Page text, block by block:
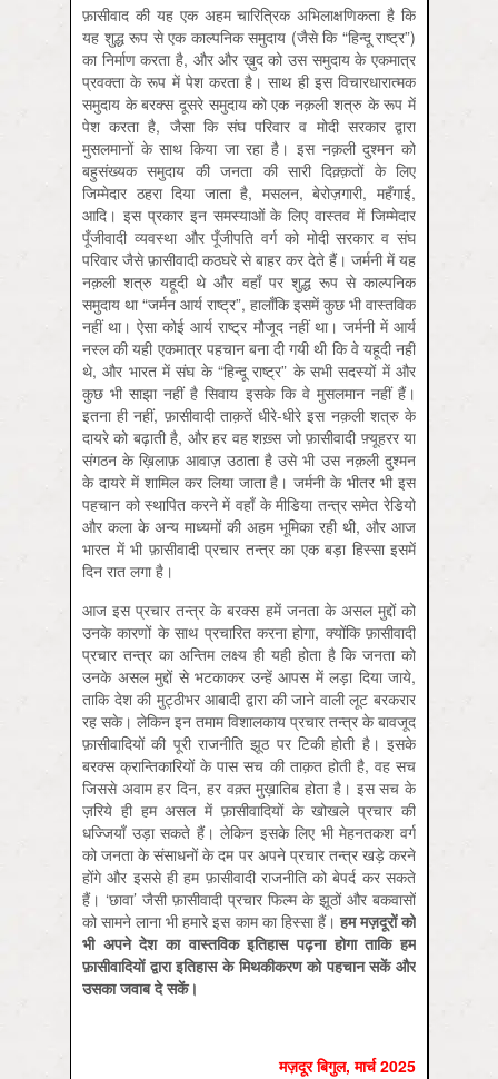
फ़ासीवाद की यह एक अहम चारित्रिक अभिलाक्षणिकता है कि
यह शुद्ध रूप से एक काल्पनिक समुदाय (जैसे कि “हिन्दू राष्ट्र”)
का निर्माण करता है, और और ख़ुद को उस समुदाय के एकमात्र
प्रवक्ता के रूप में पेश करता है। साथ ही इस विचारधारात्मक
समुदाय के बरक्स दूसरे समुदाय को एक नक़ली शत्रु के रूप में
पेश करता है, जैसा कि संघ परिवार व मोदी सरकार द्वारा
मुसलमानों के साथ किया जा रहा है। इस नक़ली दुश्मन को
बहुसंख्यक समुदाय की जनता की सारी दिक़्क़तों के लिए
जिम्मेदार ठहरा दिया जाता है, मसलन, बेरोज़गारी, महँगाई,
आदि। इस प्रकार इन समस्याओं के लिए वास्तव में जिम्मेदार
पूँजीवादी व्यवस्था और पूँजीपति वर्ग को मोदी सरकार व संघ
परिवार जैसे फ़ासीवादी कठघरे से बाहर कर देते हैं। जर्मनी में यह
नक़ली शत्रु यहूदी थे और वहाँ पर शुद्ध रूप से काल्पनिक
समुदाय था “जर्मन आर्य राष्ट्र”, हालाँकि इसमें कुछ भी वास्तविक
नहीं था। ऐसा कोई आर्य राष्ट्र मौजूद नहीं था। जर्मनी में आर्य
नस्ल की यही एकमात्र पहचान बना दी गयी थी कि वे यहूदी नहीं
थे, और भारत में संघ के “हिन्दू राष्ट्र” के सभी सदस्यों में और
कुछ भी साझा नहीं है सिवाय इसके कि वे मुसलमान नहीं हैं।
इतना ही नहीं, फ़ासीवादी ताक़तें धीरे-धीरे इस नक़ली शत्रु के
दायरे को बढ़ाती है, और हर वह शख़्स जो फ़ासीवादी फ़्यूहरर या
संगठन के ख़िलाफ़ आवाज़ उठाता है उसे भी उस नक़ली दुश्मन
के दायरे में शामिल कर लिया जाता है। जर्मनी के भीतर भी इस
पहचान को स्थापित करने में वहाँ के मीडिया तन्त्र समेत रेडियो
और कला के अन्य माध्यमों की अहम भूमिका रही थी, और आज
भारत में भी फ़ासीवादी प्रचार तन्त्र का एक बड़ा हिस्सा इसमें
दिन रात लगा है।
आज इस प्रचार तन्त्र के बरक्स हमें जनता के असल मुद्दों को
उनके कारणों के साथ प्रचारित करना होगा, क्योंकि फ़ासीवादी
प्रचार तन्त्र का अन्तिम लक्ष्य ही यही होता है कि जनता को
उनके असल मुद्दों से भटकाकर उन्हें आपस में लड़ा दिया जाये,
ताकि देश की मुट्ठीभर आबादी द्वारा की जाने वाली लूट बरकरार
रह सके। लेकिन इन तमाम विशालकाय प्रचार तन्त्र के बावजूद
फ़ासीवादियों की पूरी राजनीति झूठ पर टिकी होती है। इसके
बरक्स क्रान्तिकारियों के पास सच की ताक़त होती है, वह सच
जिससे अवाम हर दिन, हर वक़्त मुख़ातिब होता है। इस सच के
ज़रिये ही हम असल में फ़ासीवादियों के खोखले प्रचार की
धज्जियाँ उड़ा सकते हैं। लेकिन इसके लिए भी मेहनतकश वर्ग
को जनता के संसाधनों के दम पर अपने प्रचार तन्त्र खड़े करने
होंगे और इससे ही हम फ़ासीवादी राजनीति को बेपर्द कर सकते
हैं। ‘छावा’ जैसी फ़ासीवादी प्रचार फिल्म के झूठों और बकवासों
को सामने लाना भी हमारे इस काम का हिस्सा हैं।हममज़दूरोंको
भी अपनेदेशकावास्तविकइतिहासपढ़नाहोगाताकिहम
फ़ासीवादियोंद्वाराइतिहासकेमिथकीकरणकोपहचानसकेंऔर
उसकाजवाबदेसकें।
मज़दूर बिगुल, मार्च 2025